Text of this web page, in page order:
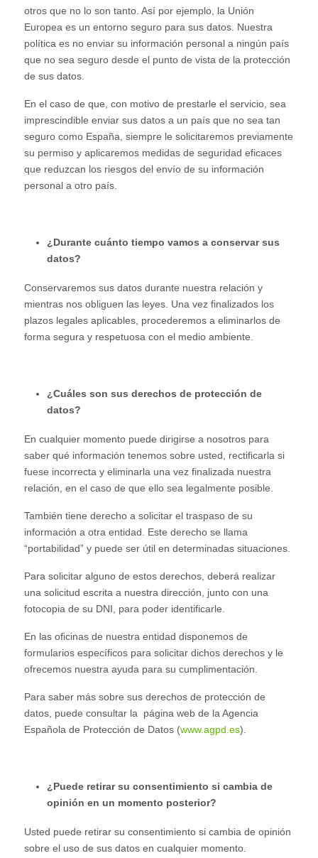
otros que no lo son tanto. Así por ejemplo, la Unión
Europea es un entorno seguro para sus datos. Nuestra
política es no enviar su información personal a ningún país
que no sea seguro desde el punto de vista de la protección
de sus datos.
En el caso de que, con motivo de prestarle el servicio, sea
imprescindible enviar sus datos a un país que no sea tan
seguro como España, siempre le solicitaremos previamente
su permiso y aplicaremos medidas de seguridad eficaces
que reduzcan los riesgos del envío de su información
personal a otro país.
¿Durante cuánto tiempo vamos a conservar sus
datos?
Conservaremos sus datos durante nuestra relación y
mientras nos obliguen las leyes. Una vez finalizados los
plazos legales aplicables, procederemos a eliminarlos de
forma segura y respetuosa con el medio ambiente.
¿Cuáles son sus derechos de protección de
datos?
En cualquier momento puede dirigirse a nosotros para
saber qué información tenemos sobre usted, rectificarla si
fuese incorrecta y eliminarla una vez finalizada nuestra
relación, en el caso de que ello sea legalmente posible.
También tiene derecho a solicitar el traspaso de su
información a otra entidad. Este derecho se llama
“portabilidad” y puede ser útil en determinadas situaciones.
Para solicitar alguno de estos derechos, deberá realizar
una solicitud escrita a nuestra dirección, junto con una
fotocopia de su DNI, para poder identificarle.
En las oficinas de nuestra entidad disponemos de
formularios específicos para solicitar dichos derechos y le
ofrecemos nuestra ayuda para su cumplimentación.
Para saber más sobre sus derechos de protección de
datos, puede consultar la página web de la Agencia
Española de Protección de Datos (www.agpd.es).
¿Puede retirar su consentimiento si cambia de
opinión en un momento posterior?
Usted puede retirar su consentimiento si cambia de opinión
sobre el uso de sus datos en cualquier momento.